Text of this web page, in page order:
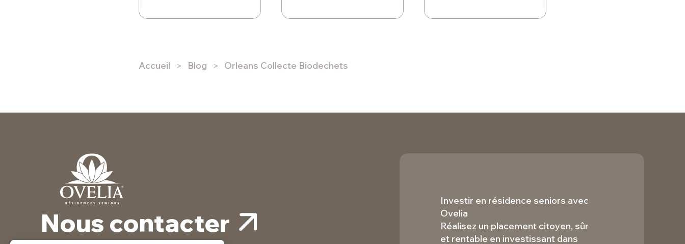
Accueil Blog Orleans Collecte Biodechets
Nous contacter
Investir en résidence seniors avec
Ovelia
Réalisez un placement citoyen, sûr
et rentable en investissant dans